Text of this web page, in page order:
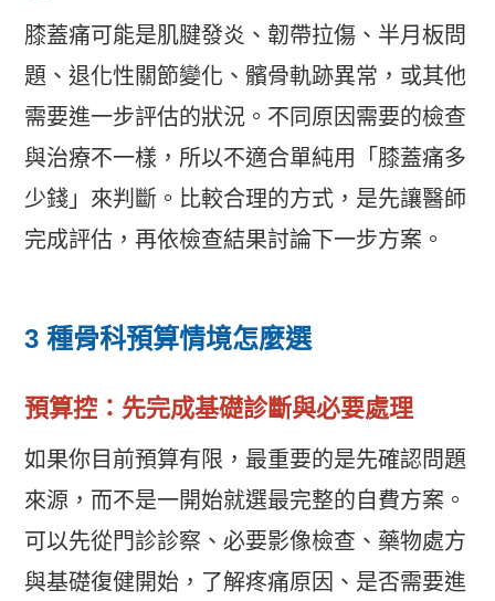
膝蓋痛可能是肌腱發炎、韌帶拉傷、半月板問
題、退化性關節變化、髕骨軌跡異常，或其他
需要進一步評估的狀況。不同原因需要的檢查
與治療不一樣，所以不適合單純用「膝蓋痛多
少錢」來判斷。比較合理的方式，是先讓醫師
完成評估，再依檢查結果討論下一步方案。
3 種骨科預算情境怎麼選
預算控：先完成基礎診斷與必要處理
如果你目前預算有限，最重要的是先確認問題
來源，而不是一開始就選最完整的自費方案。
可以先從門診診察、必要影像檢查、藥物處方
與基礎復健開始，了解疼痛原因、是否需要進